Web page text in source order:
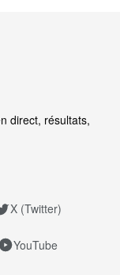
direct, résultats,
X (Twitter)
YouTube